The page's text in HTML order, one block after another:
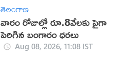
తెలంగాణ
వారం రోజుల్లో రూ.8వేలకు పైగా
పెరిగిన బంగారం ధరలు
Aug 08, 2026, 11:08 IST